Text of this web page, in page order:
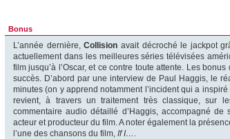
Bonus
L’année dernière,Collision avait décroché le jackpot
actuellement dans les meilleures séries télévisées
film jusqu’à l’Oscar, et ce contre toute attente. Les
succès. D’abord par une interview de Paul Haggis, le
minutes (on y apprend notamment l’incident qui a inspiré
revient, à travers un traitement très classique, sur
commentaire audio détaillé d’Haggis, accompagné
acteur et producteur du film. A noter également la
l’une des chansons du film, If I… .